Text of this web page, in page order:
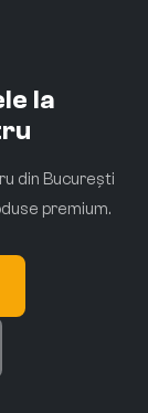
la
din București
premium.